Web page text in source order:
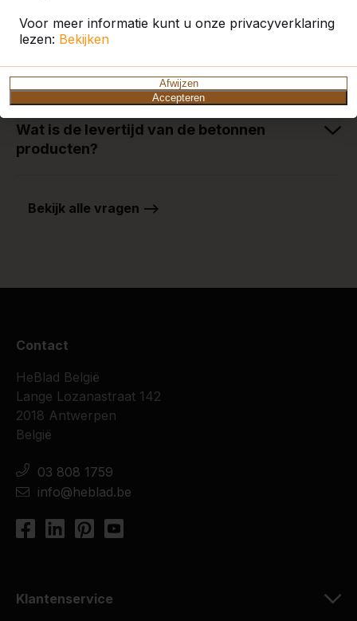
Voor meer informatie kunt u onze privacyverklaring
lezen: Bekijken
Afwijzen
Accepteren
Veelgestelde vragen
Batjes en balletjes bestellen, hoe werkt
dat?
Wat is de levertijd van de betonnen
producten?
Bekijk alle vragen -->
Contact
HeBlad België
Lange Lozanastraat 142
2018 Antwerpen
België
03 808 1759
info@heblad.be
Klantenservice